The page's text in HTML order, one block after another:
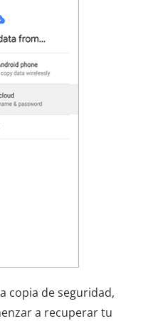
copia de seguridad,
a recuperar tu